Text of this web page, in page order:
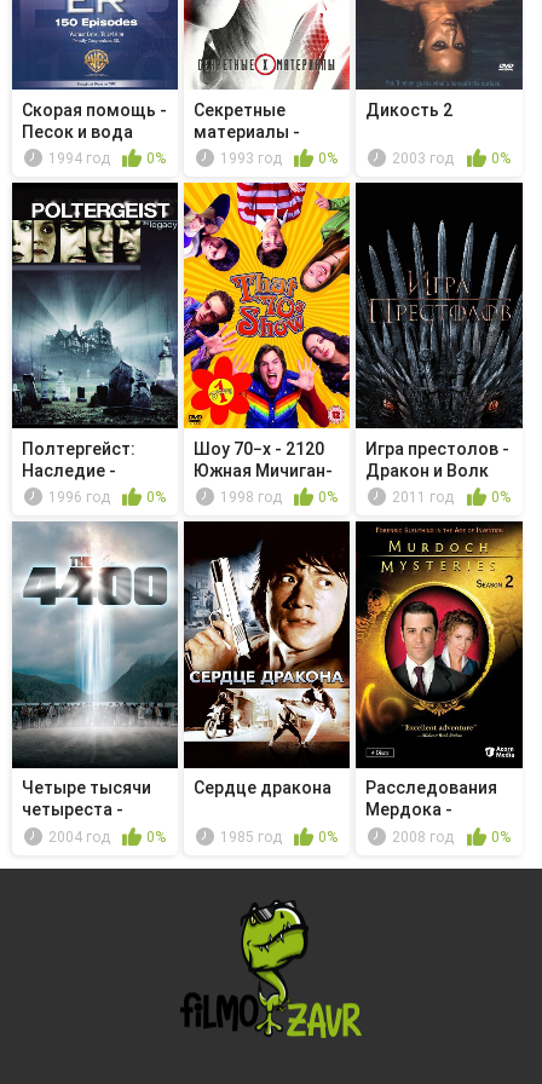
Скорая помощь -
Песок и вода
1994 год 0%
Секретные
материалы -
Мутация
1993 год 0%
Дикость 2
2003 год 0%
Полтергейст:
Наследие -
Ирландский ку...
1996 год 0%
Шоу 70−х - 2120
Южная Мичиган-
авеню1998 год 0%
Игра престолов -
Дракон и Волк
2011 год 0%
Четыре тысячи
четыреста -
Ужасающе бы...
2004 год 0%
Сердце дракона
1985 год 0%
Расследования
Мердока -
Promising You...
2008 год 0%